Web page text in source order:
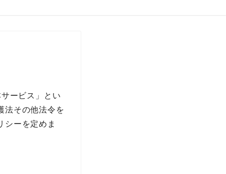
ービス」とい
法その他法令を
シーを定めま